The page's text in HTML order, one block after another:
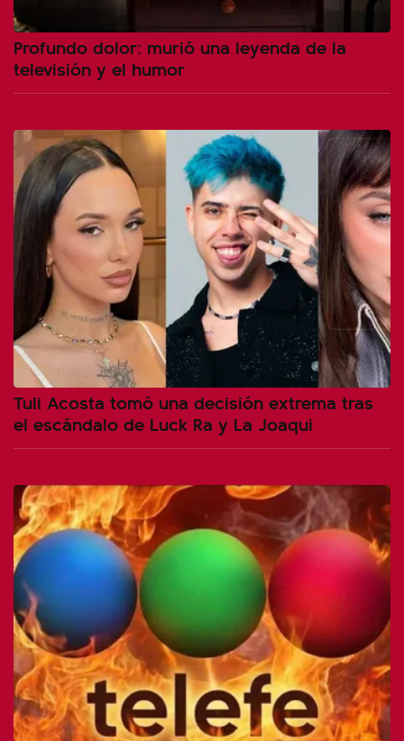
Profundo dolor: murió una leyenda de la
televisión y el humor
Tuli Acosta tomó una decisión extrema tras
el escándalo de Luck Ra y La Joaqui